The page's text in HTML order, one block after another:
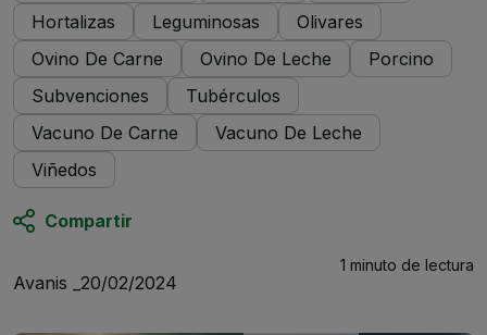
Hortalizas
Leguminosas
Olivares
Ovino De Carne
Ovino De Leche
Porcino
Subvenciones
Tubérculos
Vacuno De Carne
Vacuno De Leche
Viñedos
Compartir
Avanis _ 20/02/2024
1 minuto de lectura